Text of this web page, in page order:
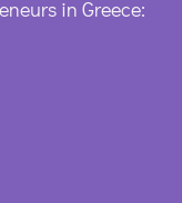
in Greece: